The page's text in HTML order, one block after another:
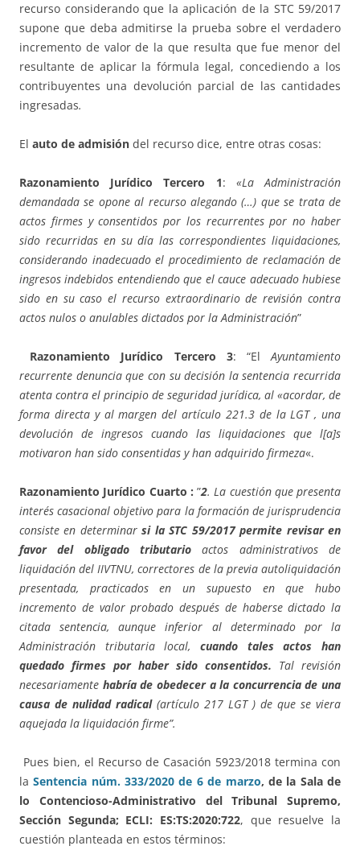
recurso considerando que la aplicación de la STC 59/2017
supone que deba admitirse la prueba sobre el verdadero
incremento de valor de la que resulta que fue menor del
resultante de aplicar la fórmula legal, concediendo a los
contribuyentes una devolución parcial de las cantidades
ingresadas.
El auto de admisión del recurso dice, entre otras cosas:
Razonamiento Jurídico Tercero 1: «La Administración
demandada se opone al recurso alegando (…) que se trata de
actos firmes y consentidos por los recurrentes por no haber
sido recurridas en su día las correspondientes liquidaciones,
considerando inadecuado el procedimiento de reclamación de
ingresos indebidos entendiendo que el cauce adecuado hubiese
sido en su caso el recurso extraordinario de revisión contra
actos nulos o anulables dictados por la Administración”
Razonamiento Jurídico Tercero 3: “El Ayuntamiento
recurrente denuncia que con su decisión la sentencia recurrida
atenta contra el principio de seguridad jurídica, al «acordar, de
forma directa y al margen del artículo 221.3 de la LGT , una
devolución de ingresos cuando las liquidaciones que l[a]s
motivaron han sido consentidas y han adquirido firmeza«.
Razonamiento Jurídico Cuarto : ”2. La cuestión que presenta
interés casacional objetivo para la formación de jurisprudencia
consiste en determinarsi la STC 59/2017 permite revisar en
favor del obligado tributario actos administrativos de
liquidación del IIVTNU, correctores de la previa autoliquidación
presentada, practicados en un supuesto en que hubo
incremento de valor probado después de haberse dictado la
citada sentencia, aunque inferior al determinado por la
Administración tributaria local, cuando tales actos han
quedado firmes por haber sido consentidos. Tal revisión
necesariamente habría de obedecer a la concurrencia de una
causa de nulidad radical(artículo 217 LGT ) de que se viera
aquejada la liquidación firme”.
Pues bien, el Recurso de Casación 5923/2018 termina con
laSentencia núm. 333/2020 de 6 de marzo, de la Sala de
lo Contencioso-Administrativo del Tribunal Supremo,
Sección Segunda; ECLI: ES:TS:2020:722, que resuelve la
cuestión planteada en estos términos: